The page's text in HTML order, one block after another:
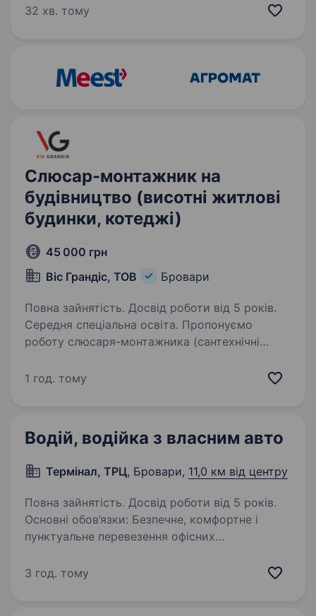
Диспетчера-логіста зі знанням міжнародних
32 хв. тому
Слюсар-монтажник на
будівництво (висотні житлові
будинки, котеджі)
45 000 грн
Віс Грандіс, ТОВ
Бровари
Повна зайнятість. Досвід роботи від 5 років.
Середня спеціальна освіта. Пропонуємо
роботу слюсаря-монтажника (сантехнічні
житлових будинків, котеджів в м. Бровари.
1 год. тому
Водій, водійка з власним авто
Термінал, ТРЦ, Бровари, 11,0 км від центру
Повна зайнятість. Досвід роботи від 5 років.
Основні обов’язки: Безпечне, комфортне і
пунктуальне перевезення офісних
та по Києву; Доставляти невеликі об'єми
3 год. тому